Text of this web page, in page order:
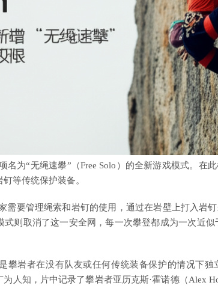
名为“无绳速攀”（Free Solo）的全新游戏模式。在
等传统保护装备。
需要管理绳索和岩钉的使用，通过在岩壁上打入岩
式则取消了这一安全网，每一次攀登都成为一次近
攀岩者在没有队友或任何传统装备保护的情况下
为人知，片中记录了攀岩者亚历克斯·霍诺德（Alex